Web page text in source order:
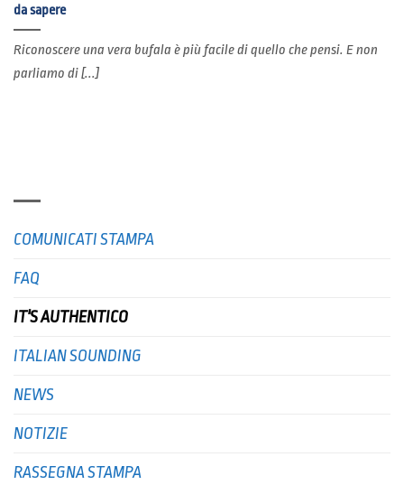
da sapere
Riconoscere una vera bufala è più facile di quello che pensi. E non
parliamo di [...]
COMUNICATI STAMPA
FAQ
IT'S AUTHENTICO
ITALIAN SOUNDING
NEWS
NOTIZIE
RASSEGNA STAMPA